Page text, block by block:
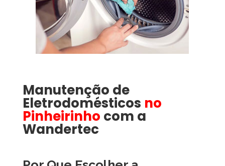
Manutenção de
Eletrodomésticos no
Pinheirinho com a
Wandertec